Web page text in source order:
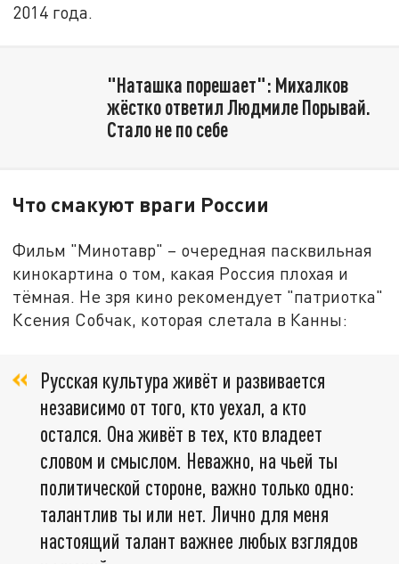
2014 года.
"Наташка порешает": Михалков
жёстко ответил Людмиле Порывай.
Стало не по себе
Что смакуют враги России
Фильм "Минотавр" – очередная пасквильная
кинокартина о том, какая Россия плохая и
тёмная. Не зря кино рекомендует "патриотка"
Ксения Собчак, которая слетала в Канны:
Русская культура живёт и развивается
независимо от того, кто уехал, а кто
остался. Она живёт в тех, кто владеет
словом и смыслом. Неважно, на чьей ты
политической стороне, важно только одно:
талантлив ты или нет. Лично для меня
настоящий талант важнее любых взглядов